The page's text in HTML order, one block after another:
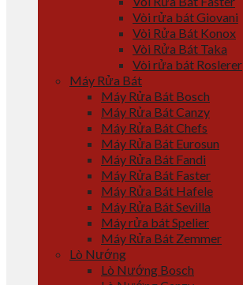
Vòi rửa bát Giovani
Vòi Rửa Bát Konox
Vòi Rửa Bát Taka
Vòi rửa bát Roslerer
Máy Rửa Bát
Máy Rửa Bát Bosch
Máy Rửa Bát Canzy
Máy Rửa Bát Chefs
Máy Rửa Bát Eurosun
Máy Rửa Bát Fandi
Máy Rửa Bát Faster
Máy Rửa Bát Hafele
Máy Rửa Bát Sevilla
Máy rửa bát Spelier
Máy Rửa Bát Zemmer
Lò Nướng
Lò Nướng Bosch